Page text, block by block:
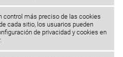
control más preciso de las cookies
cada sitio, los usuarios pueden
de privacidad y cookies en